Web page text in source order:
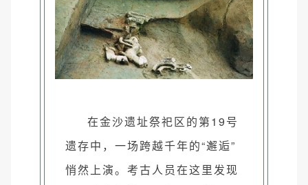
在金沙遗址祭祀区的第19号
遗存中，一场跨越千年的“邂逅”
悄然上演。考古人员在这里发现